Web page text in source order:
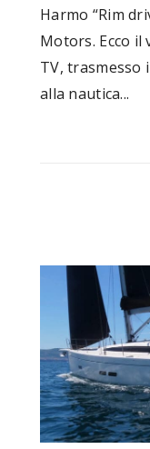
Harmo “Rim
Motors. Ecco il
TV, trasmesso
alla nautica...